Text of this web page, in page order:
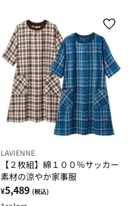
LAVIENNE
【２枚組】綿１００％サッカー
素材の涼やか家事服
¥5,489 (税込)